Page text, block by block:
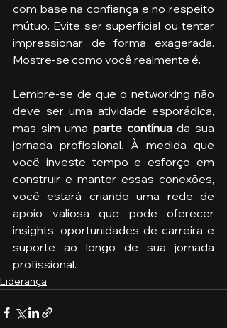
com base na confiança e no respeito
mútuo. Evite ser superficial ou tentar
impressionar de forma exagerada.
Mostre-se como você realmente é.
Lembre-se de que o networking não
deve ser uma atividade esporádica,
mas sim uma parte contínua da sua
jornada profissional. À medida que
você investe tempo e esforço em
construir e manter essas conexões,
você estará criando uma rede de
apoio valiosa que pode oferecer
insights, oportunidades de carreira e
suporte ao longo de sua jornada
profissional.
Liderança